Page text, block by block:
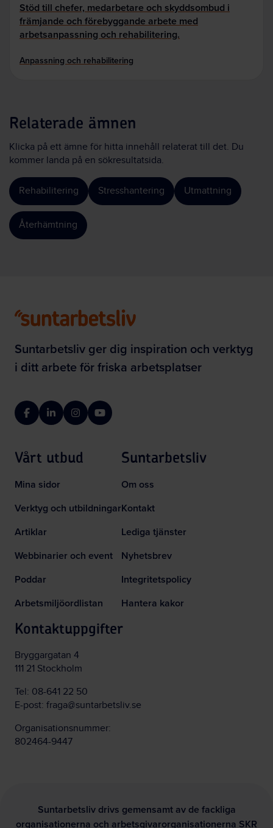
Stöd till chefer, medarbetare och skyddsombud i
främjande och förebyggande arbete med
arbetsanpassning och rehabilitering.
Anpassning och rehabilitering
Relaterade ämnen
Klicka på ett ämne för hitta innehåll relaterat till det. Du
kommer landa på en sökresultatsida.
Rehabilitering Stresshantering Utmattning
Återhämtning
Suntarbetsliv ger dig inspiration och verktyg
i ditt arbete för friska arbetsplatser
FacebookLinkedInInstagramYouTube
Vårt utbud
Mina sidor
Verktyg och utbildningar
Artiklar
Webbinarier och event
Poddar
Arbetsmiljöordlistan
Suntarbetsliv
Om oss
Kontakt
Lediga tjänster
Nyhetsbrev
Integritetspolicy
Hantera kakor
Kontaktuppgifter
Bryggargatan 4
111 21 Stockholm
Tel: 08-641 22 50
E-post: fraga@suntarbetsliv.se
Organisationsnummer:
802464-9447
Suntarbetsliv drivs gemensamt av de fackliga
organisationerna och arbetsgivarorganisationerna SKR